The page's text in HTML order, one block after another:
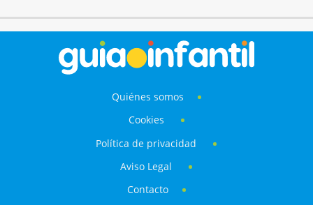
Quiénes somos
Cookies
Política de privacidad
Aviso Legal
Contacto